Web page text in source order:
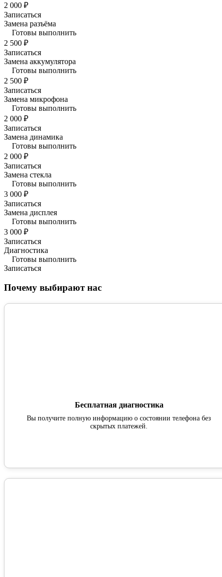
2 000 ₽
Записаться
Замена разъёма
Готовы выполнить
2 500 ₽
Записаться
Замена аккумулятора
Готовы выполнить
2 500 ₽
Записаться
Замена микрофона
Готовы выполнить
2 000 ₽
Записаться
Замена динамика
Готовы выполнить
2 000 ₽
Записаться
Замена стекла
Готовы выполнить
3 000 ₽
Записаться
Замена дисплея
Готовы выполнить
3 000 ₽
Записаться
Диагностика
Готовы выполнить
Записаться
Почему выбирают нас
Бесплатная диагностика
Вы получите полную информацию о состоянии телефона без
скрытых платежей.